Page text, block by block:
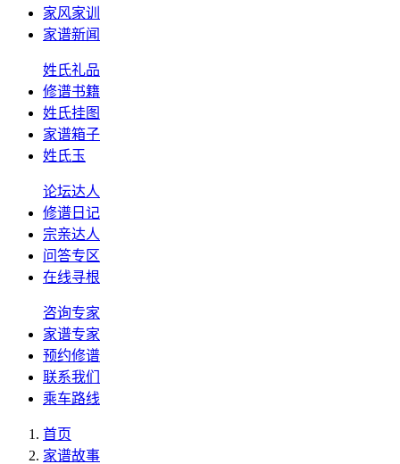
家风家训
家谱新闻
姓氏礼品
修谱书籍
姓氏挂图
家谱箱子
姓氏玉
论坛达人
修谱日记
宗亲达人
问答专区
在线寻根
咨询专家
家谱专家
预约修谱
联系我们
乘车路线
首页
家谱故事